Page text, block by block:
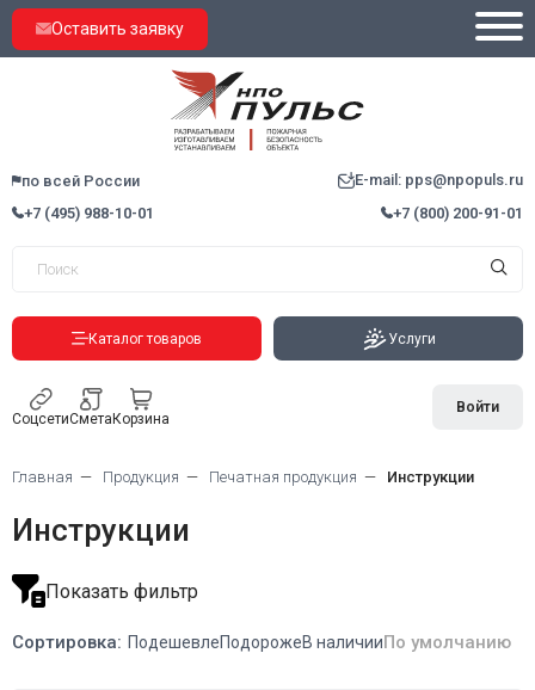
Оставить заявку
по всей России
E-mail: pps@npopuls.ru
+7 (495) 988-10-01
+7 (800) 200-91-01
Каталог товаров Услуги
СоцсетиСметаКорзина
Войти
Главная Продукция Печатная продукция Инструкции
Инструкции
Показать фильтр
Сортировка: ПодешевлеПодорожеВ наличииПо умолчанию